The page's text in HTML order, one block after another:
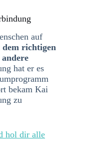
auf
richtigen
hat er es
bekam Kai
zu
hol dir alle